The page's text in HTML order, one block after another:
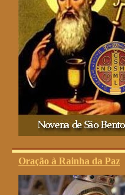
Oração à Rainha da Paz